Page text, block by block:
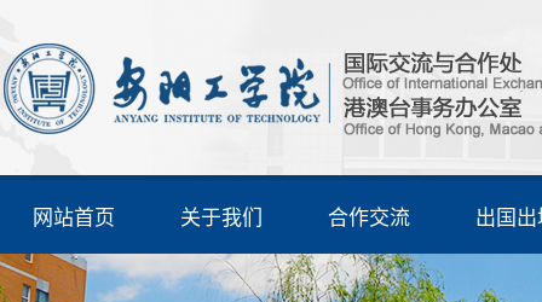
网站首页 关于我们 合作交流 出国出